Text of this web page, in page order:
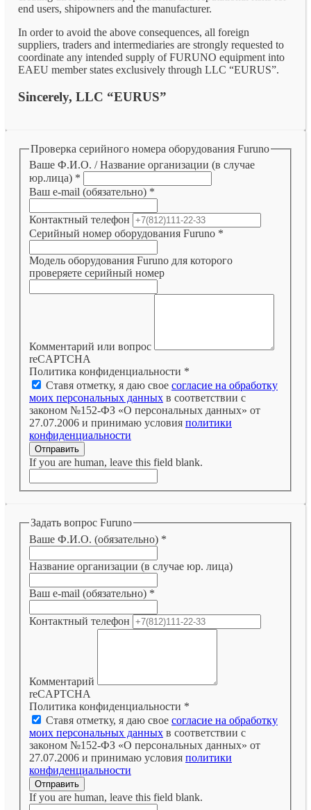
end users, shipowners and the manufacturer.
In order to avoid the above consequences, all foreign
suppliers, traders and intermediaries are strongly requested to
coordinate any intended supply of FURUNO equipment into
EAEU member states exclusively through LLC “EURUS”.
Sincerely, LLC “EURUS”
Проверка серийного номера оборудования Furuno
Ваше Ф.И.О. / Название организации (в случае
юр.лица) *
Ваш e-mail (обязательно) *
Контактный телефон
Серийный номер оборудования Furuno *
Модель оборудования Furuno для которого
проверяете серийный номер
Комментарий или вопрос
reCAPTCHA
Политика конфиденциальности *
Ставя отметку, я даю свое согласие на обработку
моих персональных данных в соответствии с
законом №152-ФЗ «О персональных данных» от
27.07.2006 и принимаю условия политики
конфиденциальности
Отправить
If you are human, leave this field blank.
Задать вопрос Furuno
Ваше Ф.И.О. (обязательно) *
Название организации (в случае юр. лица)
Ваш e-mail (обязательно) *
Контактный телефон
Комментарий
reCAPTCHA
Политика конфиденциальности *
Ставя отметку, я даю свое согласие на обработку
моих персональных данных в соответствии с
законом №152-ФЗ «О персональных данных» от
27.07.2006 и принимаю условия политики
конфиденциальности
Отправить
If you are human, leave this field blank.